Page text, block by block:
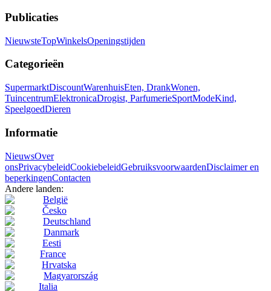
Publicaties
NieuwsteTopWinkelsOpeningstijden
Categorieën
SupermarktDiscountWarenhuisEten, DrankWonen,
TuincentrumElektronicaDrogist, ParfumerieSportModeKind,
SpeelgoedDieren
Informatie
NieuwsOver
onsPrivacybeleidCookiebeleidGebruiksvoorwaardenDisclaimer en
beperkingenContacten
Andere landen:
België
Česko
Deutschland
Danmark
Eesti
France
Hrvatska
Magyarország
Italia